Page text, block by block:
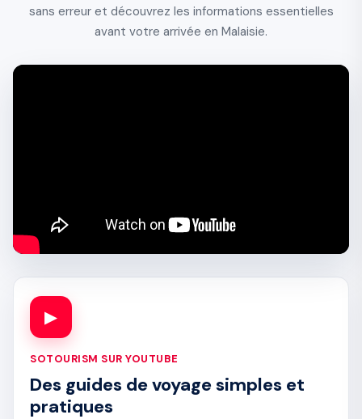
sans erreur et découvrez les informations essentielles
avant votre arrivée en Malaisie.
▶
SOTOURISM SUR YOUTUBE
Des guides de voyage simples et
pratiques